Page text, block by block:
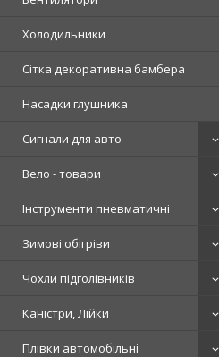
Холодильники
Сітка декоративна бамбера
Насадки глушника
Сигнали для авто
Вело - товари
Інструменти пневматичні
Зимові обігріви
Чохли підголівників
Каністри, Лійки
Плівки автомобільні